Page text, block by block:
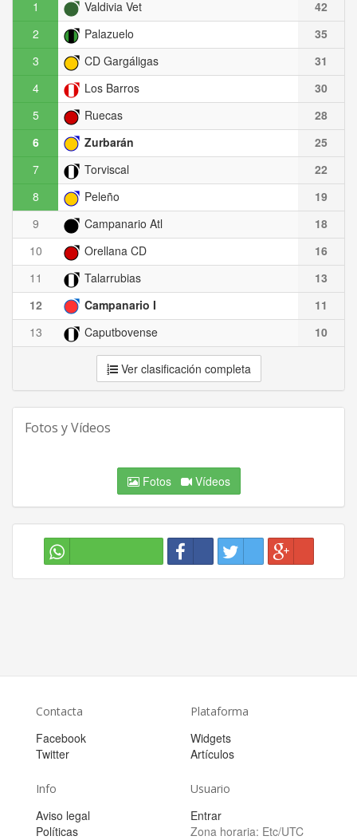
1
Valdivia Vet
42
2
Palazuelo
35
3
CD Gargáligas
31
4
Los Barros
30
5
Ruecas
28
6
Zurbarán
25
7
Torviscal
22
8
Peleño
19
9
Campanario Atl
18
10
Orellana CD
16
11
Talarrubias
13
12
Campanario I
11
13
Caputbovense 10
Ver clasificación completa
Fotos y Vídeos
Fotos Vídeos
Contacta
Facebook
Twitter
Plataforma
Widgets
Artículos
Info
Aviso legal
Políticas
Usuario
Entrar
Zona horaria: Etc/UTC